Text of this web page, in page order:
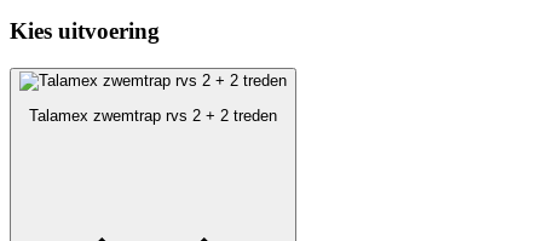
Kies uitvoering
Talamex zwemtrap rvs 2 + 2 treden